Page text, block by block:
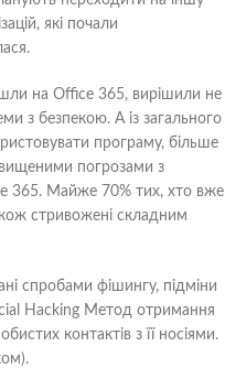
які почали
на Office 365, вирішили не
з безпекою. А із загального
програму, більше
погрозами з
365. Майже 70% тих, хто вже
стривожені складним
спробами фішингу, підміни
Hacking Метод отримання
контактів з її носіями.